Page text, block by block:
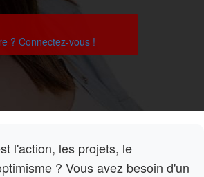
? Connectez-vous !
l'action, les projets, le
? Vous avez besoin d'un